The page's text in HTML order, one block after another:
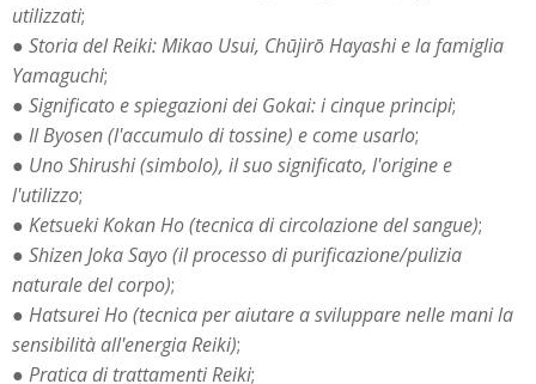
utilizzati;
● Storia del Reiki: Mikao Usui, Chūjirō Hayashi e la famiglia
Yamaguchi;
● Significato e spiegazioni dei Gokai: i cinque principi;
● Il Byosen (l'accumulo di tossine) e come usarlo;
● Uno Shirushi (simbolo), il suo significato, l'origine e
l'utilizzo;
● Ketsueki Kokan Ho (tecnica di circolazione del sangue);
● Shizen Joka Sayo (il processo di purificazione/pulizia
naturale del corpo);
● Hatsurei Ho (tecnica per aiutare a sviluppare nelle mani la
sensibilità all'energia Reiki);
● Pratica di trattamenti Reiki;